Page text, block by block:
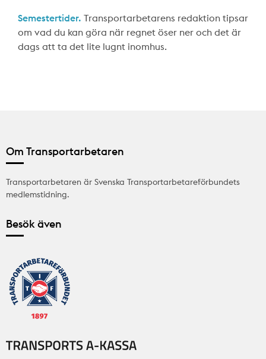
Semestertider. Transportarbetarens redaktion tipsar
om vad du kan göra när regnet öser ner och det är
dags att ta det lite lugnt inomhus.
Om Transportarbetaren
Transportarbetaren är Svenska Transportarbetareförbundets
medlemstidning.
Besök även